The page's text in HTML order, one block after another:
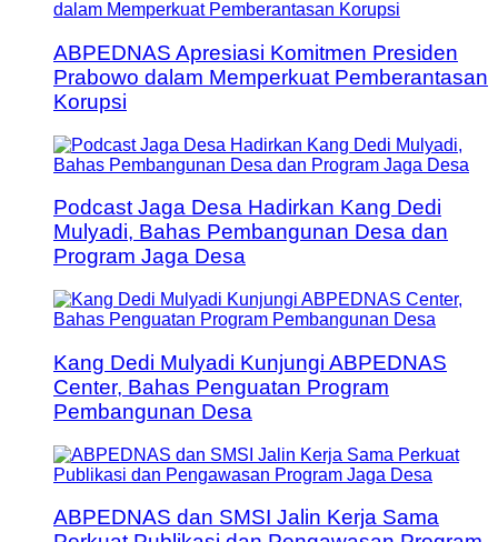
ABPEDNAS Apresiasi Komitmen Presiden
Prabowo dalam Memperkuat Pemberantasan
Korupsi
Podcast Jaga Desa Hadirkan Kang Dedi
Mulyadi, Bahas Pembangunan Desa dan
Program Jaga Desa
Kang Dedi Mulyadi Kunjungi ABPEDNAS
Center, Bahas Penguatan Program
Pembangunan Desa
ABPEDNAS dan SMSI Jalin Kerja Sama